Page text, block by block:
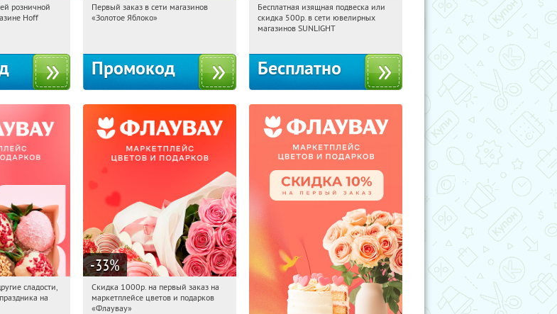
Получили:
розничной
Hoff
18:12:44
Получи первым!
Первый заказ в сети магазинов
«Золотое Яблоко»
Промокод
18:12:44 Получили:
Россия
Бесплатная изящная подвеска или
скидка 500р. в сети ювелирных
магазинов SUNLIGHT
Бесплатно
Получили:
сладости,
на
-33%
18:12:44 Получили:
Россия
Скидка 1000р. на первый заказ на
маркетплейсе цветов и подарков
«Флаувау»